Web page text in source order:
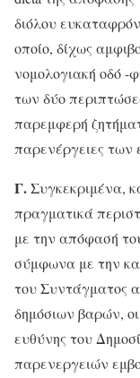
διόλου
οποίο, δίχως
νομολογιακή οδό
των δύο
παρεμφερή
παρενέργειες των
Γ.Συγκεκριμένα,
πραγματικά
με την απόφασή
σύμφωνα με την
του Συντάγματος
δημόσιων βαρών, οι
ευθύνης του
παρενεργειών